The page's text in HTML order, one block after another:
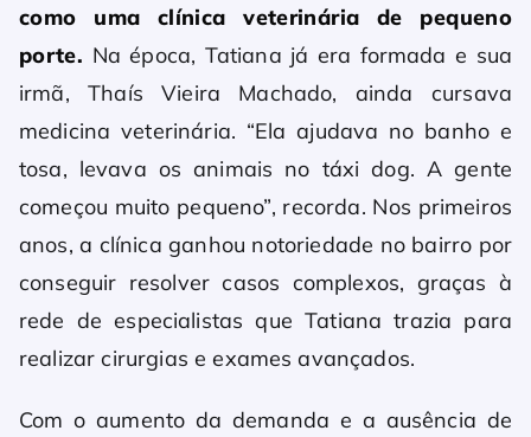
como uma clínica veterinária de pequeno
porte. Na época, Tatiana já era formada e sua
irmã, Thaís Vieira Machado, ainda cursava
medicina veterinária. “Ela ajudava no banho e
tosa, levava os animais no táxi dog. A gente
começou muito pequeno”, recorda. Nos primeiros
anos, a clínica ganhou notoriedade no bairro por
conseguir resolver casos complexos, graças à
rede de especialistas que Tatiana trazia para
realizar cirurgias e exames avançados.
Com o aumento da demanda e a ausência de